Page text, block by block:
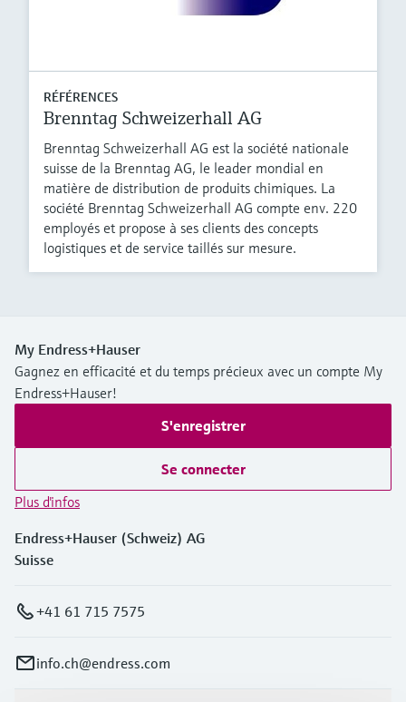
RÉFÉRENCES
Brenntag Schweizerhall AG
Brenntag Schweizerhall AG est la société nationale
suisse de la Brenntag AG, le leader mondial en
matière de distribution de produits chimiques. La
société Brenntag Schweizerhall AG compte env. 220
employés et propose à ses clients des concepts
logistiques et de service taillés sur mesure.
My Endress+Hauser
Gagnez en efficacité et du temps précieux avec un compte My
Endress+Hauser!
S'enregistrer
Se connecter
Plus d'infos
Endress+Hauser (Schweiz) AG
Suisse
+41 61 715 7575
info.ch@endress.com